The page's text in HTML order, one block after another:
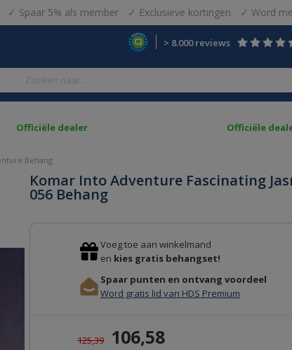
Spaar 5% als member Exclusieve kortingen Word
> 8.000 reviews
Officiële dealer Officiële
Behang
Komar Into Adventure Fascinating
056 Behang
Voeg toe aan winkelmand
en kies gratis behangset!
Spaar punten en ontvang voordeel
Word gratis lid van HDS Premium
125,39 106,58